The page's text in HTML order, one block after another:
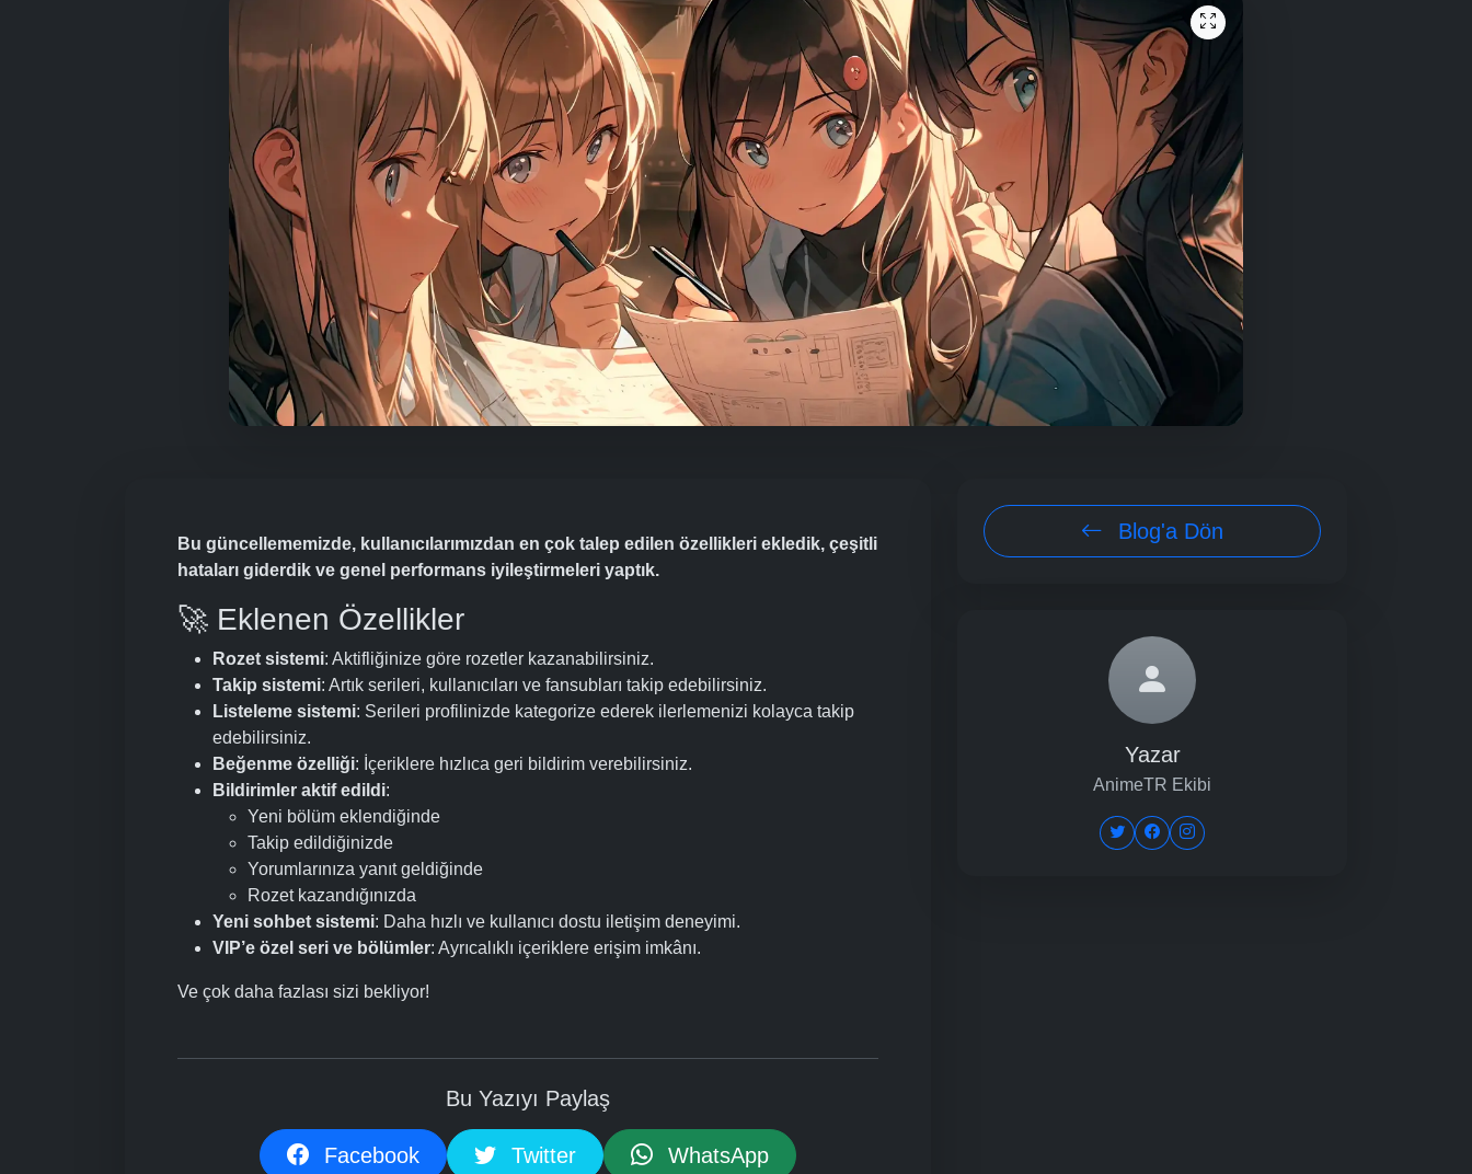
Bu güncellememizde, kullanıcılarımızdan en çok talep edilen özellikleri ekledik, çeşitli
hataları giderdik ve genel performans iyileştirmeleri yaptık.
🚀 Eklenen Özellikler
Rozet sistemi: Aktifliğinize göre rozetler kazanabilirsiniz.
Takip sistemi: Artık serileri, kullanıcıları ve fansubları takip edebilirsiniz.
Listeleme sistemi: Serileri profilinizde kategorize ederek ilerlemenizi kolayca takip
edebilirsiniz.
Beğenme özelliği: İçeriklere hızlıca geri bildirim verebilirsiniz.
Bildirimler aktif edildi:
Yeni bölüm eklendiğinde
Takip edildiğinizde
Yorumlarınıza yanıt geldiğinde
Rozet kazandığınızda
Yeni sohbet sistemi: Daha hızlı ve kullanıcı dostu iletişim deneyimi.
VIP’e özel seri ve bölümler: Ayrıcalıklı içeriklere erişim imkânı.
Ve çok daha fazlası sizi bekliyor!
Bu Yazıyı Paylaş
Facebook Twitter WhatsApp
Blog'a Dön
Yazar
AnimeTR Ekibi